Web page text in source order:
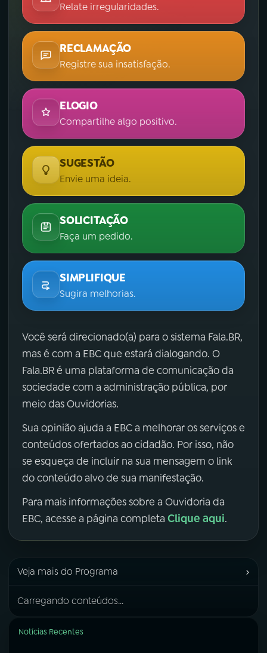
Relate irregularidades.
RECLAMAÇÃO
Registre sua insatisfação.
ELOGIO
Compartilhe algo positivo.
SUGESTÃO
Envie uma ideia.
SOLICITAÇÃO
Faça um pedido.
SIMPLIFIQUE
Sugira melhorias.
Você será direcionado(a) para o sistema Fala.BR,
mas é com a EBC que estará dialogando. O
Fala.BR é uma plataforma de comunicação da
sociedade com a administração pública, por
meio das Ouvidorias.
Sua opinião ajuda a EBC a melhorar os serviços e
conteúdos ofertados ao cidadão. Por isso, não
se esqueça de incluir na sua mensagem o link
do conteúdo alvo de sua manifestação.
Para mais informações sobre a Ouvidoria da
EBC, acesse a página completa Clique aqui.
Veja mais do Programa ›
Carregando conteúdos...
Notícias Recentes